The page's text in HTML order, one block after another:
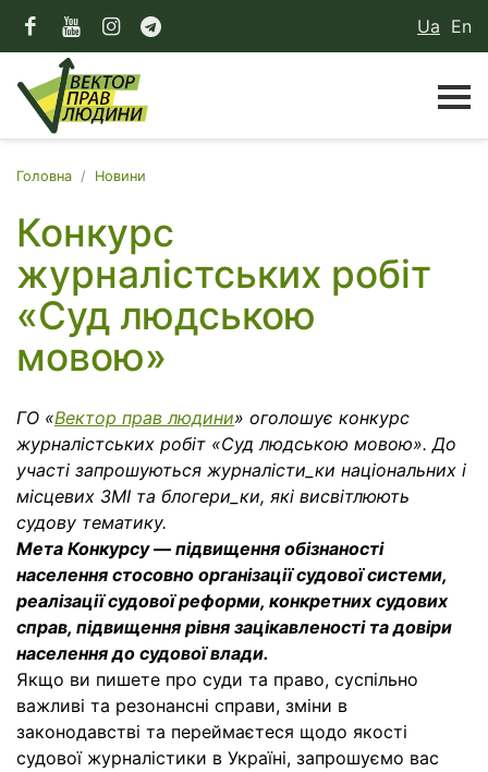
Ua En
Головна Новини
Конкурс
журналістських робіт
«Суд людською
мовою»
ГО «Вектор прав людини» оголошує конкурс
журналістських робіт «Суд людською мовою». До
участі запрошуються журналісти_ки національних і
місцевих ЗМІ та блогери_ки, які висвітлюють
судову тематику.
Мета Конкурсу — підвищення обізнаності
населення стосовно організації судової системи,
реалізації судової реформи, конкретних судових
справ, підвищення рівня зацікавленості та довіри
населення до судової влади.
Якщо ви пишете про суди та право, суспільно
важливі та резонансні справи, зміни в
законодавстві та переймаєтеся щодо якості
судової журналістики в Україні, запрошуємо вас